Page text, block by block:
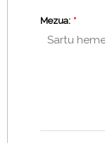
Mezua: *